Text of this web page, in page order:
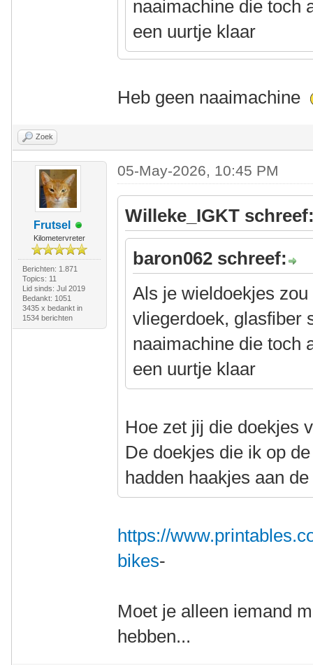
naaimachine die toch
een uurtje klaar
Heb geen naaimachine
Zoek
Frutsel
Kilometervreter
Berichten: 1.871
Topics: 11
Lid sinds: Jul 2019
Bedankt: 1051
3435 x bedankt in
1534 berichten
05-May-2026, 10:45 PM
Willeke_IGKT
baron062 schreef:
Als je wieldoekjes
vliegerdoek, glasfiber
naaimachine die toch
een uurtje klaar
Hoe zet jij die doekjes
De doekjes die ik op
hadden haakjes aan
https://
bikes-
Moet je alleen iemand
hebben...